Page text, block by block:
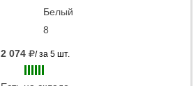
Белый
8
2 074 / за 5 шт.